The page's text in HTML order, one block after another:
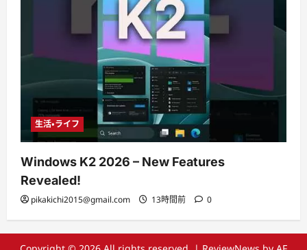
生活・ライフ
Windows K2 2026 – New Features
Revealed!
pikakichi2015@gmail.com 13時間前 0